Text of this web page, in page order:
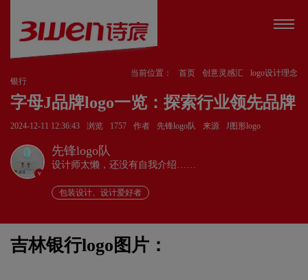
当前位置： 首页 创意灵感汇
logo设计理念
银行
字母J品牌logo一览：探索行业领先品牌
2024-12-11 12:36:43 浏览 1757 作者 先锋logo队 来源 J图形logo
v
先锋logo队
设计师太懒，还没有自我介绍……
包装设计、设计爱好者
吉林银行logo图片：